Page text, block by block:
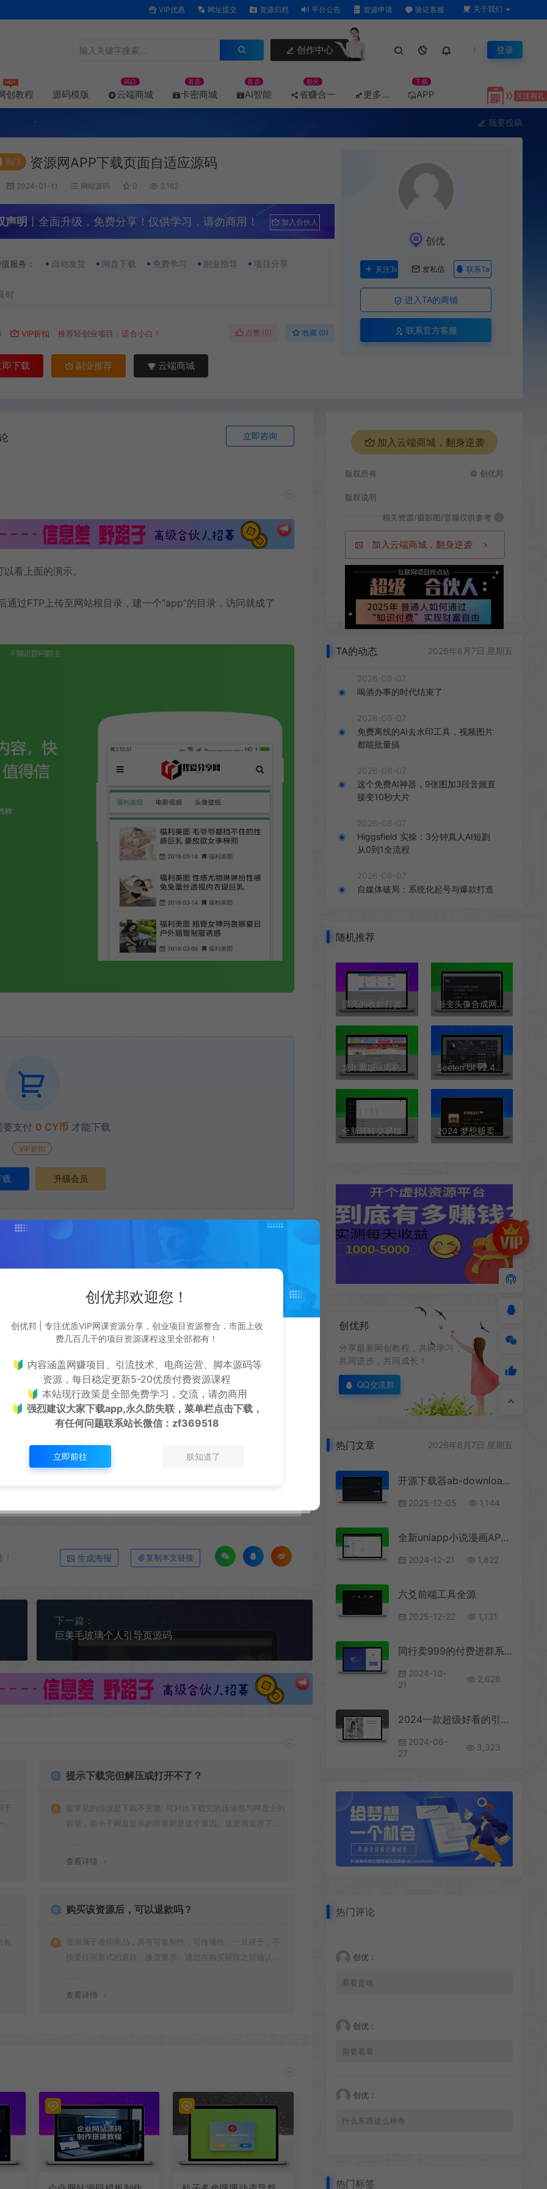
VIP优惠 网址提交 资源归档 平台公告 资源申请 验证客服 关于我们
创作中心 登录
创教程 源码模版 云端商城
风口
卡密商城
首选
AI智能
首选
省赚合一
超火
更多… APP
下载
我要投稿
热门 资源网APP下载页面自适应源码
2024-01-11 网站源码 0 3,162
声明 丨全面升级，免费分享！仅供学习，请勿商用！ 加入合伙人
服务： 自动发货 网盘下载 免费学习 副业指导 项目分享
时
VIP折扣 推荐轻创业项目：适合小白！ 点赞 (0) 收藏 (0)
即下载 副业推荐 云端商城
创优
关注Ta 发私信 联系Ta
进入TA的商铺
联系官方客服
立即咨询
看上面的演示。
过FTP上传至网站根目录，建一个“app”的目录，访问就成了
要支付 0 CY币 才能下载
VIP折扣
载 升级会员
供的资源，都来自网络，版权争议与本站无关，所有内容及软件的文章仅限用于学
和研究软件内含的设计思想和原理，通过安装、显示、传输或者存储软件等方式
，用户从本平台下载的全部资源（软件）仅限学习研究，未经版权归属者授权不
平台所属公司及其雇员不承担任何法律责任。
致信E-mail：cyb12340@163.com
生成海报 复制本文链接
下一篇：
巨美毛玻璃个人引导页源码
于
提示下载完但解压或打开不了？
最常见的情况是下载不完整: 可对比下载完的压缩包与网盘上的
容量，若小于网盘提示的容量则是这个原因。这是浏览器下载
查看详情
购买该资源后，可以退款吗？
资源属于虚拟商品，具有可复制性，可传播性，一旦授予，不
接受任何形式的退款、换货要求。请您在购买获取之前确认好
查看详情
加入云端商城，翻身逆袭
版权所有 © 创优邦
版权说明
相关资源/摄影图/音频仅供参考 i
加入云端商城，翻身逆袭
TA的动态 2026年8月7日 星期五
2026-08-07
喝酒办事的时代结束了
2026-08-07
免费离线的AI去水印工具，视频图片
都能批量搞
2026-08-07
这个免费AI神器，9张图加3段音频直
接变10秒大片
2026-08-07
Higgsfield 实操：3分钟真人AI短剧
从0到1全流程
2026-08-07
自媒体破局：系统化起号与爆款打造
随机推荐
漂亮的收款打赏要饭网HTML页面源码 渐变头像合成网站源码
龙年新版ui周易测算在线起名网站H5源码 Seelen UI v2.4.4（系统美化程序）
全新转转交易猫自带客服多模板全开源完整定制版源码 2024 梦想贩卖机知识付费源码 升级修复版
创优邦
分享最新网创教程，共同学习，
共同进步，共同成长！
QQ交流群
热门文章 2026年8月7日 星期五
开源下载器ab-download-manager V1.7.1
2025-12-05 1,144
全新uniapp小说漫画APP小说源码/会员阅读/月票功能
2024-12-21 1,822
六爻前端工具全源
2025-12-22 1,131
同行卖999的付费进群系统
2024-10-
21
2,626
2024一款超级好看的引导页源码
2024-06-
27
3,323
热门评论
创优：
看看是啥
创优：
需要看看
创优：
什么东西这么神奇
热门标签
创优邦欢迎您！
创优邦 | 专注优质VIP网课资源分享，创业项目资源整合，市面上收
费几百几千的项目资源课程这里全部都有！
🔰 内容涵盖网赚项目、引流技术、电商运营、脚本源码等
资源，每日稳定更新5-20优质付费资源课程
🔰 本站现行政策是全部免费学习，交流，请勿商用
🔰 强烈建议大家下载app,永久防失联，菜单栏点击下载，
有任何问题联系站长微信：zf369518
立即前往 朕知道了